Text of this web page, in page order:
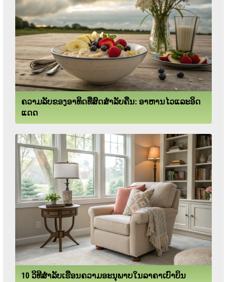
ຄວາມລັບຂອງອາທິດທີ່ສົດສໍາລັບຄືນ: ອາຫານໄວແລະອິດ
ແດດ
10 ວິທີສໍາລັບເຮືອນຄວາມອະນຸພາບໃນລາຄາເບົາບິນ